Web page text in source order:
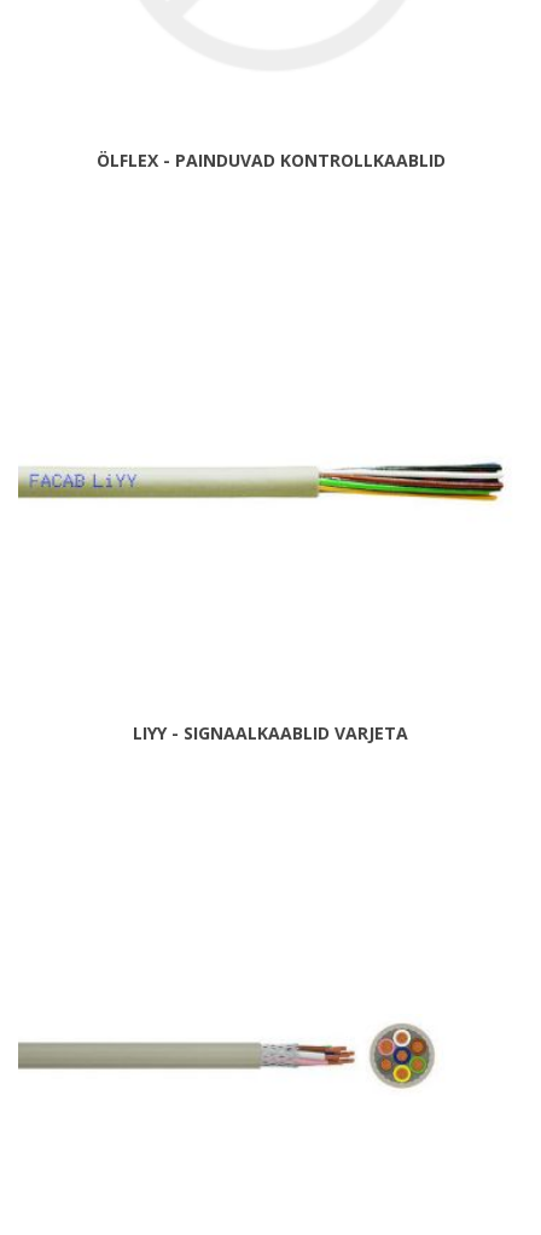
ÖLFLEX - PAINDUVAD KONTROLLKAABLID
LIYY - SIGNAALKAABLID VARJETA